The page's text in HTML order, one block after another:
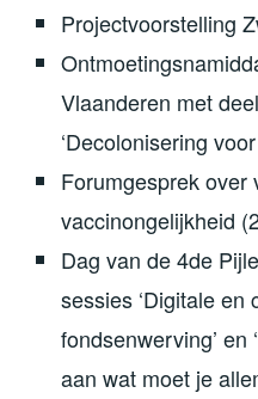
Projectvoorstelling
Vlaanderen met
‘Decolonisering
Forumgesprek over
vaccinongelijkheid
Dag van de 4de
sessies ‘Digitale en
fondsenwerving’ en
aan wat moet je